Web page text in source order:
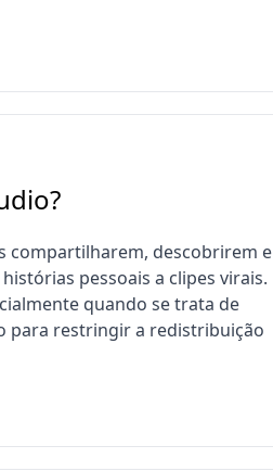
compartilharem, descobrirem e
pessoais a clipes virais.
quando se trata de
para restringir a redistribuição